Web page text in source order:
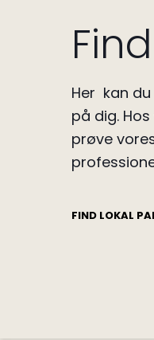
Her kan
på dig.
prøve
FIND LOKAL